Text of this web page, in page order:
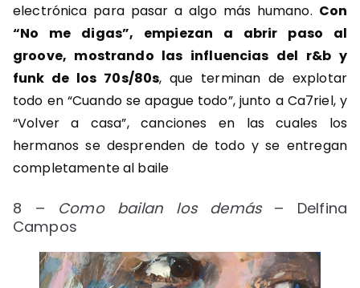
electrónica para pasar a algo más humano. Con
“No me digas”, empiezan a abrir paso al
groove, mostrando las influencias del r&b y
funk de los 70s/80s, que terminan de explotar
todo en “Cuando se apague todo”, junto a Ca7riel, y
“Volver a casa”, canciones en las cuales los
hermanos se desprenden de todo y se entregan
completamente al baile
8 – Como bailan los demás– Delfina
Campos